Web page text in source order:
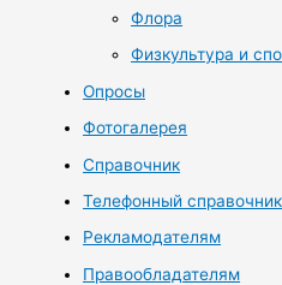
Флора
Физкультура и
Опросы
Фотогалерея
Справочник
Телефонный справочник
Рекламодателям
Правообладателям